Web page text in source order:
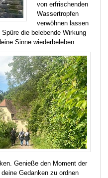
von erfrischenden
Wassertropfen
verwöhnen lassen
die belebende Wirkung
Sinne wiederbeleben.
Genieße den Moment der
Gedanken zu ordnen